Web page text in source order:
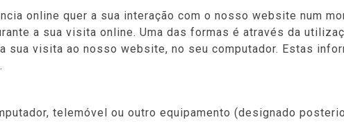
online quer a sua interação com o nosso website num
a sua visita online. Uma das formas é através da
visita ao nosso website, no seu computador. Estas
telemóvel ou outro equipamento (designado